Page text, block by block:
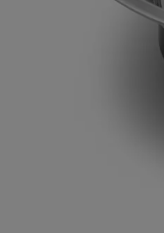
du richtig. Dieses